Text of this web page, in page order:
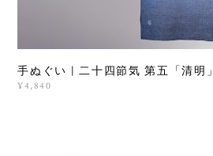
手ぬぐい | 二十四節気 第五「清明」
¥4,840